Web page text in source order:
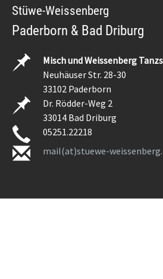
Stüwe-Weissenberg
Paderborn & Bad Driburg
Misch und Weissenberg
Neuhäuser Str. 28-30
33102 Paderborn
Dr. Rödder-Weg 2
33014 Bad Driburg
05251.22218
mail(at)stuewe-